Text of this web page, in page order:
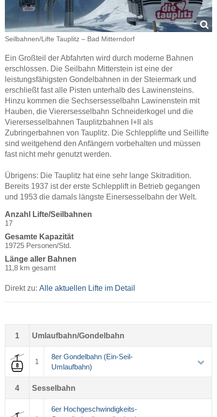
Seilbahnen/​Lifte Tauplitz – Bad Mitterndorf
Ein Großteil der Abfahrten wird durch moderne Bahnen
erschlossen. Die Seilbahn Mitterstein ist eine der
leistungsfähigsten Gondelbahnen in der Steiermark und
erschließt fast alle Pisten unterhalb des Lawinensteins.
Hinzu kommen die Sechsersesselbahn Lawinenstein mit
Hauben, die Vierersesselbahn Schneiderkogel und die
Vierersesselbahnen Tauplitzbahnen I+II als
Zubringerbahnen von Tauplitz. Die Schlepplifte und Seillifte
sind weitgehend den Anfängern vorbehalten und müssen
fast nicht mehr genutzt werden.
Übrigens: Die Tauplitz hat eine sehr lange Skitradition.
Bereits 1937 ist der erste Schlepplift in Betrieb gegangen
und 1953 die damals längste Einersesselbahn der Welt.
Anzahl Lifte/Seilbahnen
17
Gesamte Kapazität
19725 Personen/Std.
Länge aller Bahnen
11,8 km gesamt
Direkt zu: Alle aktuellen Lifte im Detail
1 Umlaufbahn/Gondelbahn
1
8er Gondelbahn (Ein-Seil-
Umlaufbahn)
4 Sesselbahn
6er Hochgeschwindigkeits-